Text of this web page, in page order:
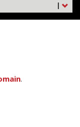
|
.